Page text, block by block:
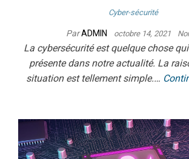
Cyber-sécurité
ParADMIN octobre 14, 2021
La cybersécurité est quelque chose
présente dans notre actualité. La
situation est tellement simple.…